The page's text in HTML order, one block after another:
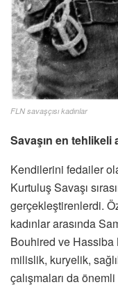
FLN savaşçısı kadınlar
Savaşın en tehlikeli
Kendilerini fedailer
Kurtuluş Savaşı
gerçekleştirenlerdi.
kadınlar arasında
Bouhired ve Hassiba
milislik, kuryelik,
çalışmaları da